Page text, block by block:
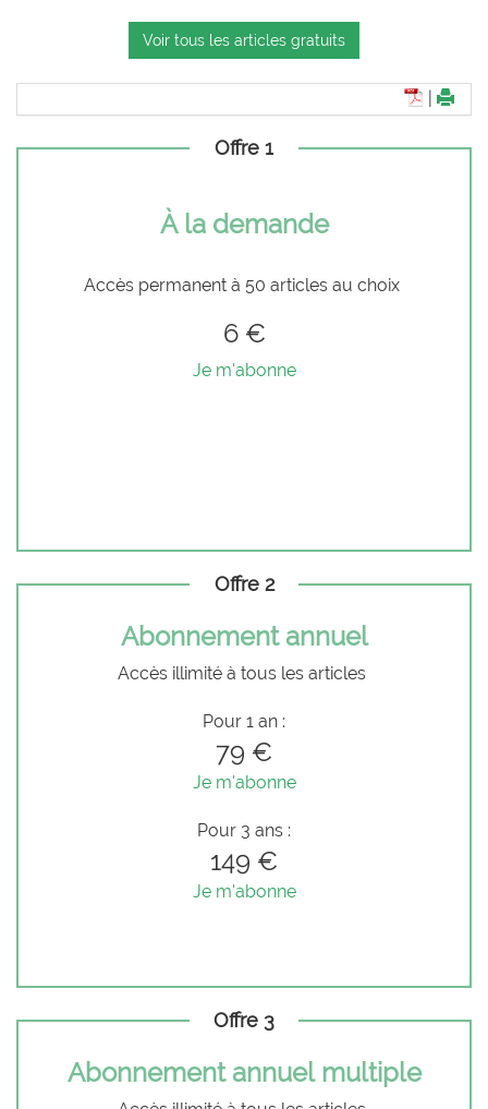
Voir tous les articles gratuits
Offre 1
À la demande
Accès permanent à 50 articles au choix
6 €
Je m'abonne
Offre 2
Abonnement annuel
Accès illimité à tous les articles
Pour 1 an :
79 €
Je m'abonne
Pour 3 ans :
149 €
Je m'abonne
Offre 3
Abonnement annuel multiple